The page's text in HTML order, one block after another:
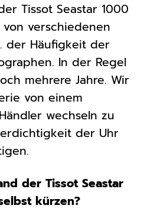
Tissot Seastar 1000
verschiedenen
der Häufigkeit der
In der Regel
mehrere Jahre. Wir
von einem
wechseln zu
der Uhr
der Tissot Seastar
kürzen?